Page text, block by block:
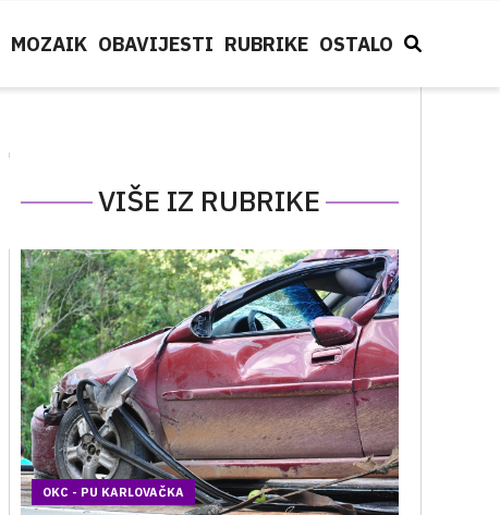
MOZAIK OBAVIJESTI RUBRIKE OSTALO
VIŠE IZ RUBRIKE
OKC - PU KARLOVAČKA